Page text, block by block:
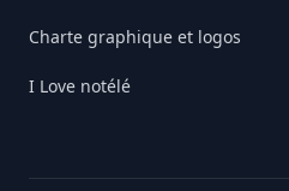
Charte graphique et logos
I Love notélé